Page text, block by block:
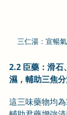
三仁湯：宣暢
2.2 臣藥：滑
濕，輔助三焦
這三味藥物均